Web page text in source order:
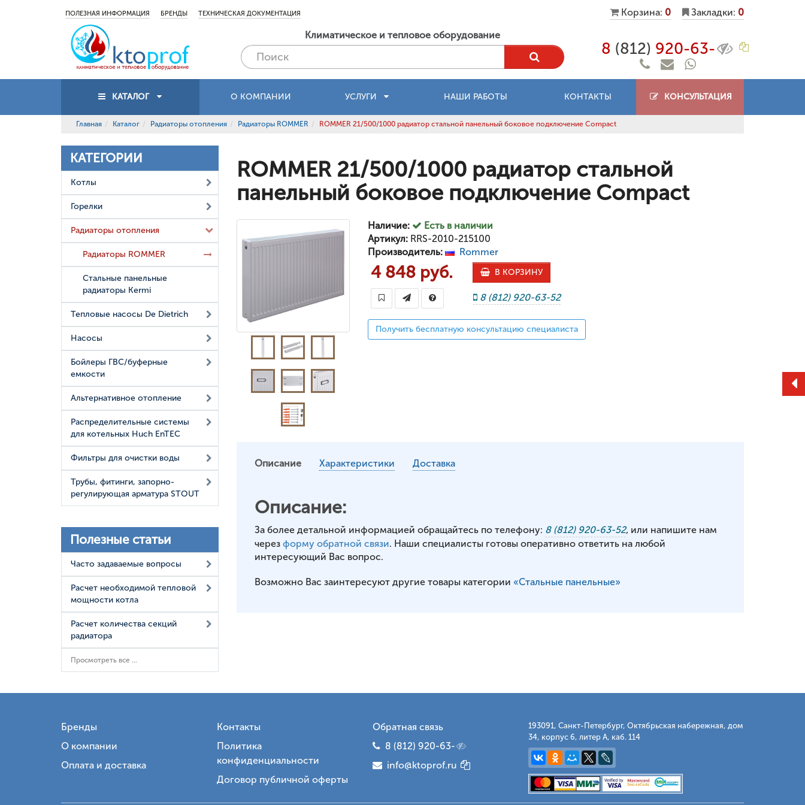
ПОЛЕЗНАЯ ИНФОРМАЦИЯ БРЕНДЫ ТЕХНИЧЕСКАЯ ДОКУМЕНТАЦИЯ Корзина: 0 Закладки: 0
Климатическое и тепловое оборудование
8 (812) 920-63-
КАТАЛОГ О КОМПАНИИ УСЛУГИ НАШИ РАБОТЫ КОНТАКТЫ КОНСУЛЬТАЦИЯ
Главная Каталог Радиаторы отопления Радиаторы ROMMER ROMMER 21/500/1000 радиатор стальной панельный боковое подключение Compact
КАТЕГОРИИ
Котлы
Горелки
Радиаторы отопления
Радиаторы ROMMER
Стальные панельные
радиаторы Kermi
Тепловые насосы De Dietrich
Насосы
Бойлеры ГВС/буферные
емкости
Альтернативное отопление
Распределительные системы
для котельных Huch EnTEC
Фильтры для очистки воды
Трубы, фитинги, запорно-
регулирующая арматура STOUT
Полезные статьи
Часто задаваемые вопросы
Расчет необходимой тепловой
мощности котла
Расчет количества секций
радиатора
Просмотреть все ...
ROMMER 21/500/1000 радиатор стальной
панельный боковое подключение Compact
Наличие:
Есть в наличии
Артикул:RRS-2010-215100
Производитель:
Rommer
4 848 руб. В КОРЗИНУ
8 (812) 920-63-52
Получить бесплатную консультацию специалиста
Описание Характеристики Доставка
Описание:
За более детальной информацией обращайтесь по телефону: 8 (812) 920-63-52, или напишите нам
через форму обратной связи. Наши специалисты готовы оперативно ответить на любой
интересующий Вас вопрос.
Возможно Вас заинтересуют другие товары категории «Стальные панельные»
Бренды
О компании
Оплата и доставка
Контакты
Политика
конфиденциальности
Договор публичной оферты
Обратная связь
8 (812) 920-63-
info@ktoprof.ru
193091, Санкт-Петербург, Октябрьская набережная, дом
34, корпус 6, литер А, каб. 114